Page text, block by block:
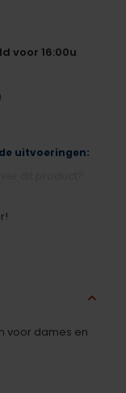
voor 16:00u
uitvoeringen:
voor dames en